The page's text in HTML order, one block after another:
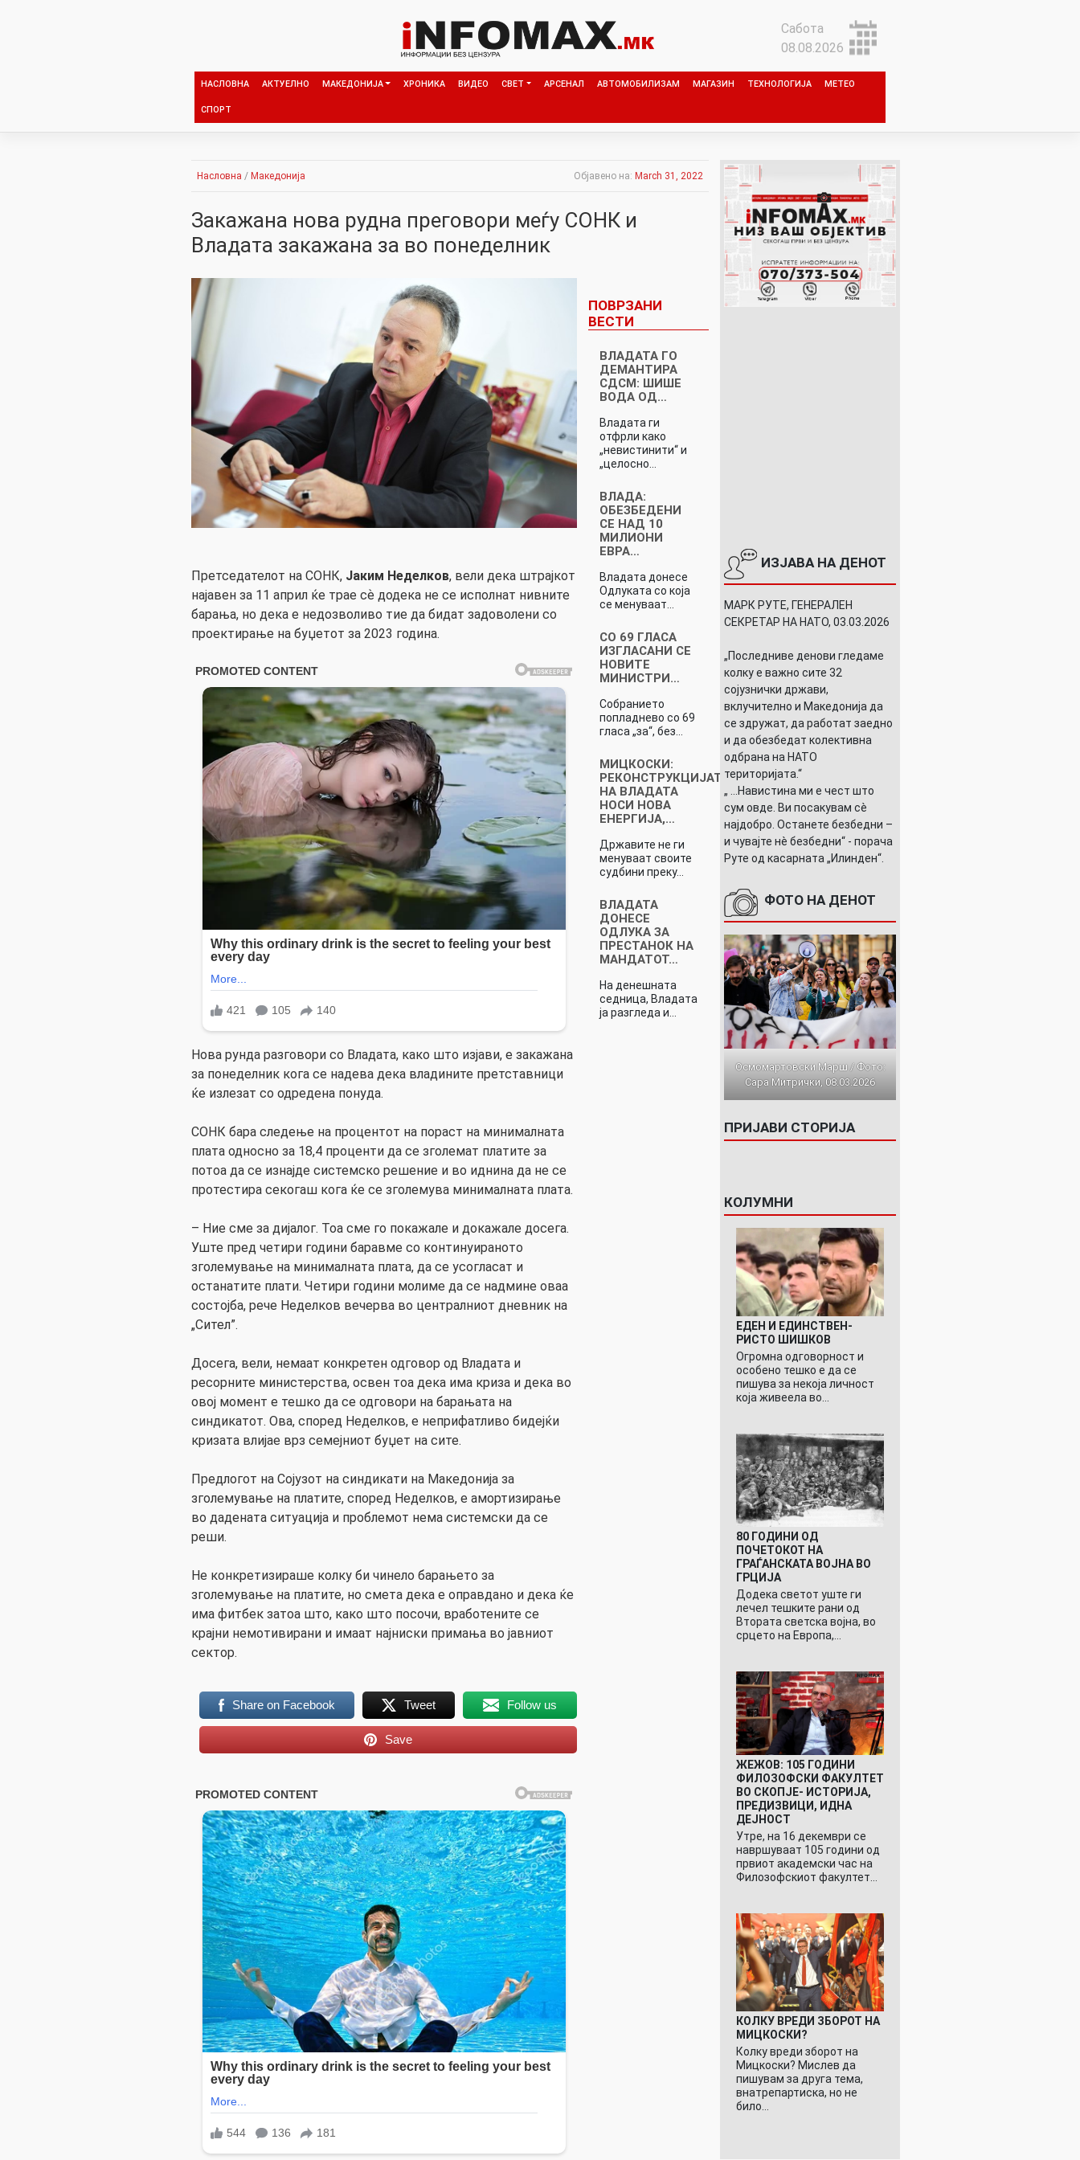
Сабота
08.08.2026
НАСЛОВНА АКТУЕЛНО МАКЕДОНИЈА ХРОНИКА ВИДЕО СВЕТ АРСЕНАЛ АВТОМОБИЛИЗАМ МАГАЗИН ТЕХНОЛОГИЈА МЕТЕО
СПОРТ
Насловна / Македонија Објавено на: March 31, 2022
Закажана нова рудна преговори меѓу СОНК и
Владата закажана за во понеделник
Претседателот на СОНК, Јаким Неделков, вели дека штрајкот
најавен за 11 април ќе трае сѐ додека не се исполнат нивните
барања, но дека е недозволиво тие да бидат задоволени со
проектирање на буџетот за 2023 година.
Нова рунда разговори со Владата, како што изјави, е закажана
за понеделник кога се надева дека владините претставници
ќе излезат со одредена понуда.
СОНК бара следење на процентот на пораст на минималната
плата односно за 18,4 проценти да се зголемат платите за
потоа да се изнајде системско решение и во иднина да не се
протестира секогаш кога ќе се зголемува минималната плата.
– Ние сме за дијалог. Тоа сме го покажале и докажале досега.
Уште пред четири години баравме со континуираното
зголемување на минималната плата, да се усогласат и
останатите плати. Четири години молиме да се надмине оваа
состојба, рече Неделков вечерва во централниот дневник на
„Сител”.
Досега, вели, немаат конкретен одговор од Владата и
ресорните министерства, освен тоа дека има криза и дека во
овој момент е тешко да се одговори на барањата на
синдикатот. Ова, според Неделков, е неприфатливо бидејќи
кризата влијае врз семејниот буџет на сите.
Предлогот на Сојузот на синдикати на Македонија за
зголемување на платите, според Неделков, е амортизирање
во дадената ситуација и проблемот нема системски да се
реши.
Не конкретизираше колку би чинело барањето за
зголемување на платите, но смета дека е оправдано и дека ќе
има фитбек затоа што, како што посочи, вработените се
крајни немотивирани и имаат најниски примања во јавниот
сектор.
Share on Facebook Tweet Follow us
Save
ПОВРЗАНИ
ВЕСТИ
ВЛАДАТА ГО
ДЕМАНТИРА
СДСМ: ШИШЕ
ВОДА ОД…
Владата ги
отфрли како
„невистинити“ и
„целосно…
ВЛАДА:
ОБЕЗБЕДЕНИ
СЕ НАД 10
МИЛИОНИ
ЕВРА…
Владата донесе
Одлуката со која
се менуваат…
СО 69 ГЛАСА
ИЗГЛАСАНИ СЕ
НОВИТЕ
МИНИСТРИ…
Собранието
попладнево со 69
гласа „за“, без…
МИЦКОСКИ:
РЕКОНСТРУКЦИЈАТА
НА ВЛАДАТА
НОСИ НОВА
ЕНЕРГИЈА,…
Државите не ги
менуваат своите
судбини преку…
ВЛАДАТА
ДОНЕСЕ
ОДЛУКА ЗА
ПРЕСТАНОК НА
МАНДАТОТ…
На денешната
седница, Владата
ја разгледа и…
ИЗЈАВА НА ДЕНОТ
МАРК РУТЕ, ГЕНЕРАЛЕН
СЕКРЕТАР НА НАТО, 03.03.2026
„Последниве денови гледаме
колку е важно сите 32
сојузнички држави,
вклучително и Македонија да
се здружат, да работат заедно
и да обезбедат колективна
одбрана на НАТО
територијата.“
„ ...Навистина ми е чест што
сум овде. Ви посакувам сè
најдобро. Останете безбедни –
и чувајте нè безбедни“ - порача
Руте од касарната „Илинден“.
ФОТО НА ДЕНОТ
Осмомартовски Марш / Фото:
Сара Митрички, 08.03.2026
ПРИЈАВИ СТОРИЈА
КОЛУМНИ
ЕДЕН И ЕДИНСТВЕН-
РИСТО ШИШКОВ
Огромна одговорност и
особено тешко е да се
пишува за некоја личност
која живеела во…
80 ГОДИНИ ОД
ПОЧЕТОКОТ НА
ГРАЃАНСКАТА ВОЈНА ВО
ГРЦИЈА
Додека светот уште ги
лечел тешките рани од
Втората светска војна, во
срцето на Европа,…
ЖЕЖОВ: 105 ГОДИНИ
ФИЛОЗОФСКИ ФАКУЛТЕТ
ВО СКОПЈЕ- ИСТОРИЈА,
ПРЕДИЗВИЦИ, ИДНА
ДЕЈНОСТ
Утре, на 16 декември се
навршуваат 105 години од
првиот академски час на
Филозофскиот факултет…
КОЛКУ ВРЕДИ ЗБОРОТ НА
МИЦКОСКИ?
Колку вреди зборот на
Мицкоски? Мислев да
пишувам за друга тема,
внатрепартиска, но не
било…